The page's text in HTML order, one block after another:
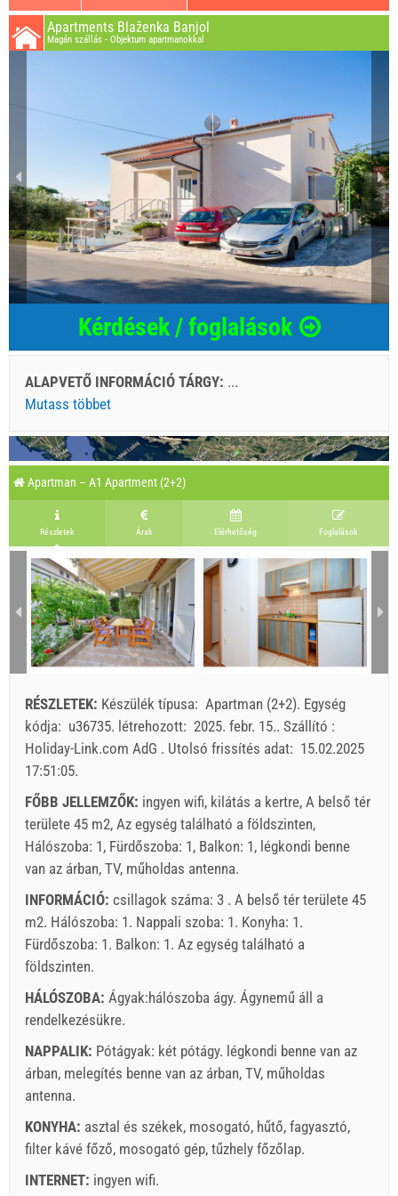
Apartments Blaženka Banjol
Magán szállás - Objektum apartmanokkal
Kérdések / foglalások
ALAPVETŐ INFORMÁCIÓ TÁRGY: ...
Mutass többet
Apartman – A1 Apartment (2+2)
Részletek Árak Elérhetőség Foglalások
RÉSZLETEK: Készülék típusa: Apartman (2+2). Egység
kódja: u36735. létrehozott: 2025. febr. 15.. Szállító :
Holiday-Link.com AdG . Utolsó frissítés adat: 15.02.2025
17:51:05.
FŐBB JELLEMZŐK: ingyen wifi, kilátás a kertre, A belső tér
területe 45 m2, Az egység található a földszinten,
Hálószoba: 1, Fürdőszoba: 1, Balkon: 1, légkondi benne
van az árban, TV, műholdas antenna.
INFORMÁCIÓ: csillagok száma: 3 . A belső tér területe 45
m2. Hálószoba: 1. Nappali szoba: 1. Konyha: 1.
Fürdőszoba: 1. Balkon: 1. Az egység található a
földszinten.
HÁLÓSZOBA: Ágyak:hálószoba ágy. Ágynemű áll a
rendelkezésükre.
NAPPALIK: Pótágyak: két pótágy. légkondi benne van az
árban, melegítés benne van az árban, TV, műholdas
antenna.
KONYHA: asztal és székek, mosogató, hűtő, fagyasztó,
filter kávé főző, mosogató gép, tűzhely főzőlap.
INTERNET: ingyen wifi.